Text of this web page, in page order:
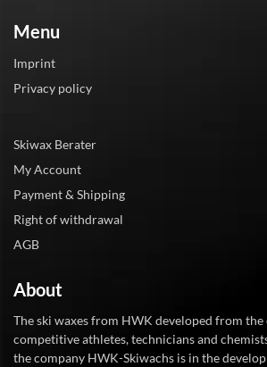
Menu
Imprint
Privacy policy
Skiwax Berater
My Account
Payment & Shipping
Right of withdrawal
AGB
About
The ski waxes from HWK developed from
competitive athletes, technicians and
the company HWK-Skiwachs is in the